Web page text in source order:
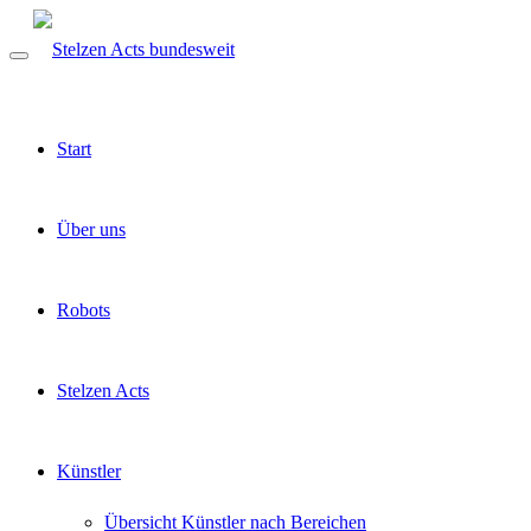
Start
Über uns
Robots
Stelzen Acts
Künstler
Übersicht Künstler nach Bereichen